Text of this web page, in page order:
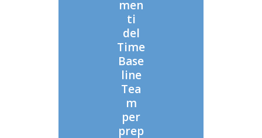
men
ti
del
Time
Base
line
Tea
m
per
prep